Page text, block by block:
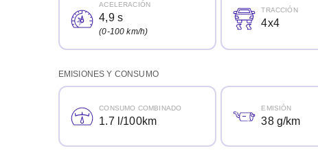
ACELERACIÓN
4,9 s
(0-100 km/h)
TRACCIÓN
4x4
EMISIONES Y CONSUMO
CONSUMO COMBINADO
1.7 l/100km
EMISIÓN
38 g/km